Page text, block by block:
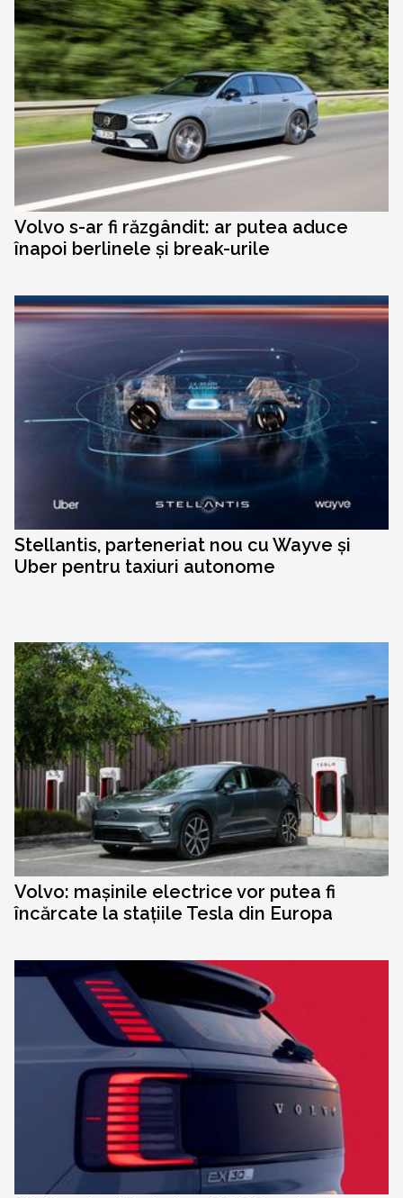
Volvo s-ar fi răzgândit: ar putea aduce
înapoi berlinele și break-urile
Stellantis, parteneriat nou cu Wayve și
Uber pentru taxiuri autonome
Volvo: mașinile electrice vor putea fi
încărcate la stațiile Tesla din Europa